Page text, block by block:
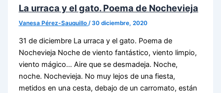
La urraca y el gato. Poema de Nochevieja
Vanesa Pérez-Sauquillo /30 diciembre, 2020
31 de diciembre La urraca y el gato. Poema de
Nochevieja Noche de viento fantástico, viento limpio,
viento mágico… Aire que se desmadeja. Noche,
noche. Nochevieja. No muy lejos de una fiesta,
metidos en una cesta, debajo de un carromato, están